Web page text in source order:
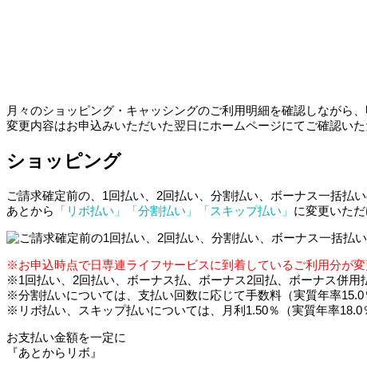
月々のショッピング・キャッシングのご利用明細を確認しながら
変更内容はお申込みいただいた翌日にホームページにてご確認いた
ショッピング
ご請求確定前の、1回払い、2回払い、分割払い、ボーナス一括払
あとから
「リボ払い」「分割払い」「スキップ払い」 に変更いただ
※お申込時点で日専連ライフサービスに到着しているご利用分が変
※1回払い、2回払い、ボーナス払、ボーナス2回払、ボーナス併用
※分割払いについては、支払い回数に応じて手数料（実質年率15.0
※リボ払い、スキップ払いについては、月利1.50％（実質年率18.0
お支払い金額を一定に
『あとからリボ』